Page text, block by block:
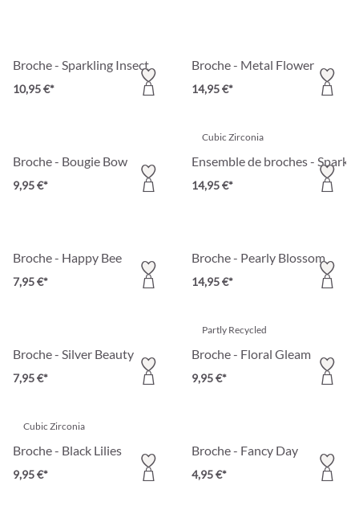
Broche - Sparkling Insect
10,95 €*
Broche - Metal Flower
14,95 €*
Broche - Bougie Bow
9,95 €*
Cubic Zirconia
Ensemble de broches -
14,95 €*
Broche - Happy Bee
7,95 €*
Broche - Pearly Blossom
14,95 €*
Broche - Silver Beauty
7,95 €*
Partly Recycled
Broche - Floral Gleam
9,95 €*
Cubic Zirconia
Broche - Black Lilies
9,95 €*
Broche - Fancy Day
4,95 €*